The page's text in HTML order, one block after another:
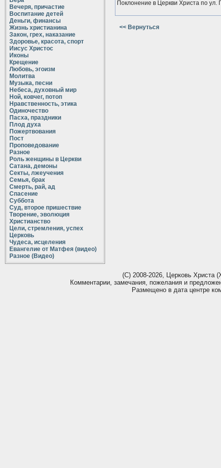
Вечеря, причастие
Воспитание детей
Деньги, финансы
Жизнь христианина
Закон, грех, наказание
Здоровье, красота, спорт
Иисус Христос
Иконы
Крещение
Любовь, эгоизм
Молитва
Музыка, песни
Небеса, духовный мир
Ной, ковчег, потоп
Нравственность, этика
Одиночество
Пасха, праздники
Плод духа
Пожертвования
Пост
Проповедование
Разное
Роль женщины в Церкви
Сатана, демоны
Секты, лжеучения
Семья, брак
Смерть, рай, ад
Спасение
Суббота
Суд, второе пришествие
Творение, эволюция
Христианство
Цели, стремления, успех
Церковь
Чудеса, исцеления
Евангелие от Матфея (видео)
Разное (Видео)
Поклонение в Церкви Христа по ул.
<< Вернуться
(С) 2008-2026, Церковь Христа
Комментарии, замечания, пожелания и
Размещено в дата центре